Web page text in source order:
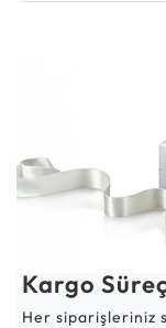
Kargo
Her siparişleriniz